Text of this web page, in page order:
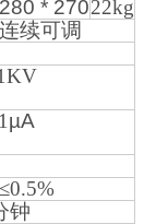
* 27022kg
续可调
µA
钟